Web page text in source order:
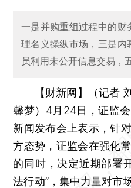
一是并购重组过程中的财
理名义操纵市场，三是内
员利用未公开信息交易，
【财新网】（记者
馨梦） 4月24日，证监
新闻发布会上表示，针
方态势，证监会在强化
的同时，决定近期部署
法行动”，集中力量对市